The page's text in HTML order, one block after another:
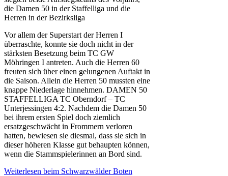
die Damen 50 in der Staffelliga und die
Herren in der Bezirksliga
Vor allem der Superstart der Herren I
überraschte, konnte sie doch nicht in der
stärksten Besetzung beim TC GW
Möhringen I antreten. Auch die Herren 60
freuten sich über einen gelungenen Auftakt in
die Saison. Allein die Herren 50 mussten eine
knappe Niederlage hinnehmen. DAMEN 50
STAFFELLIGA TC Oberndorf – TC
Unterjessingen 4:2. Nachdem die Damen 50
bei ihrem ersten Spiel doch ziemlich
ersatzgeschwächt in Frommern verloren
hatten, bewiesen sie diesmal, dass sie sich in
dieser höheren Klasse gut behaupten können,
wenn die Stammspielerinnen an Bord sind.
Weiterlesen beim Schwarzwälder Boten